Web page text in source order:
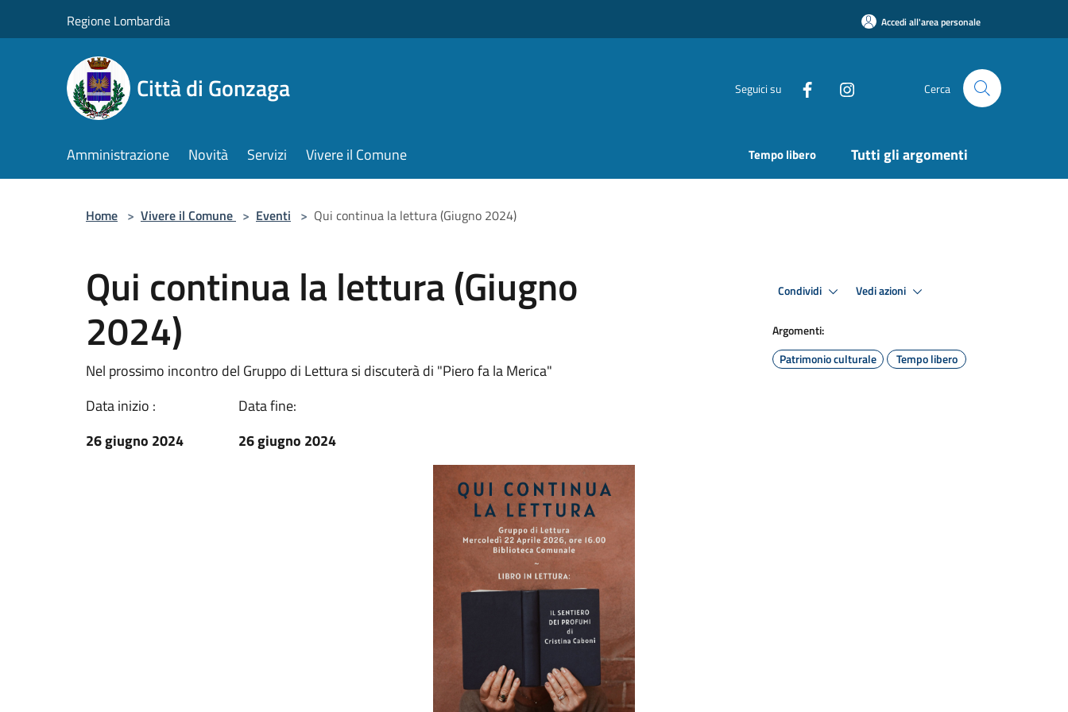
Regione Lombardia Accedi all'area personale
Città di Gonzaga Seguici su Cerca
Amministrazione Novità Servizi Vivere il Comune Tempo libero Tutti gli argomenti
Home > Vivere il Comune > Eventi > Qui continua la lettura (Giugno 2024)
Qui continua la lettura (Giugno
2024)
Nel prossimo incontro del Gruppo di Lettura si discuterà di "Piero fa la Merica"
Data inizio :
26 giugno 2024
Data fine:
26 giugno 2024
Condividi Vedi azioni
Argomenti:
Patrimonio culturale
Tempo libero